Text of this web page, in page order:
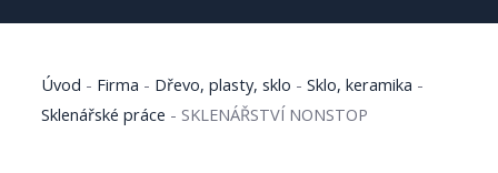
Úvod - Firma - Dřevo, plasty, sklo -Sklo, keramika -
Sklenářské práce - SKLENÁŘSTVÍ NONSTOP